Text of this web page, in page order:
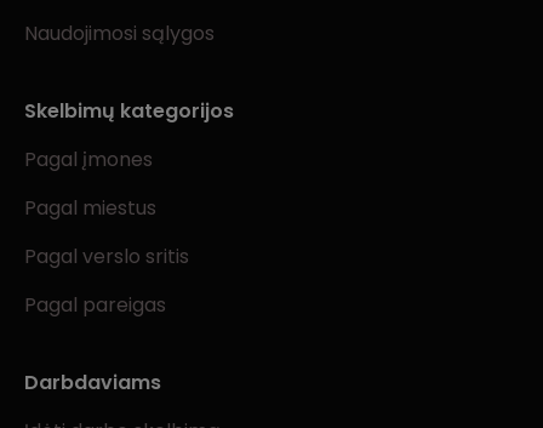
Naudojimosi sąlygos
Skelbimų kategorijos
Pagal įmones
Pagal miestus
Pagal verslo sritis
Pagal pareigas
Darbdaviams